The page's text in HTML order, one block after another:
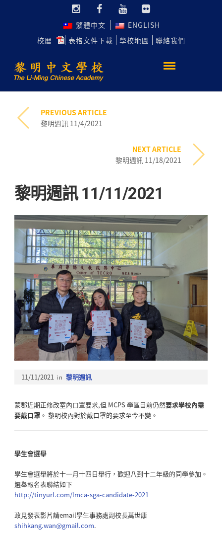
繁體中文
ENGLISH
校曆
表格文件下載 學校地圖 聯絡我們
PREVIOUS ARTICLE
黎明週訊 11/4/2021
NEXT ARTICLE
黎明週訊 11/18/2021
黎明週訊 11/11/2021
11/11/2021 in 黎明週訊
蒙郡近期正修改室內口罩要求,但 MCPS 學區目前仍然要求學校內需
要戴口罩。 黎明校內對於戴口罩的要求至今不變。
學生會選舉
學生會選舉將於十一月十四日舉行，歡迎八到十二年級的同學參加。
選舉報名表聯結如下
http://tinyurl.com/lmca-sga-candidate-2021
政見發表影片請email學生事務處副校長萬世康
shihkang.wan@gmail.com.